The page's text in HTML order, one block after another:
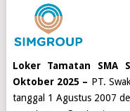
Loker Tamatan SMA
Oktober 2025 – PT.
tanggal 1 Agustus 2007